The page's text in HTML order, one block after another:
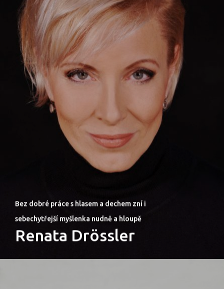
Bez dobré práce s hlasem a dechem zní i
sebechytřejší myšlenka nudně a hloupě
Renata Drössler
PRO MÉDIA
Program 26.3.
Program 27.3.
Osobnosti